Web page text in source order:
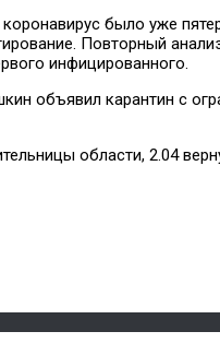
было уже
Повторный
инфицированного.
объявил карантин с
области, 2.04